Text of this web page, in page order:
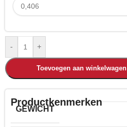
- +
Toevoegen aan winkelwagen
Productkenmerken
GEWICHT